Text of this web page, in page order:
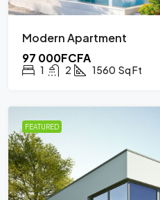
Modern Apartment
97 000FCFA
1 2 1560 Sq Ft
FEATURED